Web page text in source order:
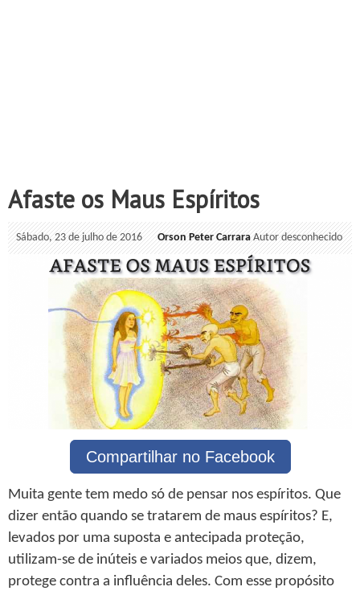
Afaste os Maus Espíritos
Sábado, 23 de julho de 2016 Orson Peter Carrara Autor desconhecido
Compartilhar no Facebook
Muita gente tem medo só de pensar nos espíritos. Que
dizer então quando se tratarem de maus espíritos? E,
levados por uma suposta e antecipada proteção,
utilizam-se de inúteis e variados meios que, dizem,
protege contra a influência deles. Com esse propósito